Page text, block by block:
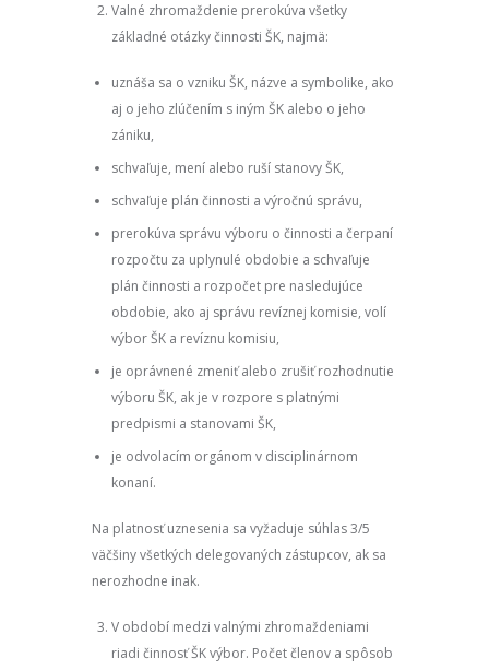
Valné zhromaždenie prerokúva všetky
základné otázky činnosti ŠK, najmä:
uznáša sa o vzniku ŠK, názve a symbolike, ako
aj o jeho zlúčením s iným ŠK alebo o jeho
zániku,
schvaľuje, mení alebo ruší stanovy ŠK,
schvaľuje plán činnosti a výročnú správu,
prerokúva správu výboru o činnosti a čerpaní
rozpočtu za uplynulé obdobie a schvaľuje
plán činnosti a rozpočet pre nasledujúce
obdobie, ako aj správu revíznej komisie, volí
výbor ŠK a revíznu komisiu,
je oprávnené zmeniť alebo zrušiť rozhodnutie
výboru ŠK, ak je v rozpore s platnými
predpismi a stanovami ŠK,
je odvolacím orgánom v disciplinárnom
konaní.
Na platnosť uznesenia sa vyžaduje súhlas 3/5
väčšiny všetkých delegovaných zástupcov, ak sa
nerozhodne inak.
V období medzi valnými zhromaždeniami
riadi činnosť ŠK výbor. Počet členov a spôsob